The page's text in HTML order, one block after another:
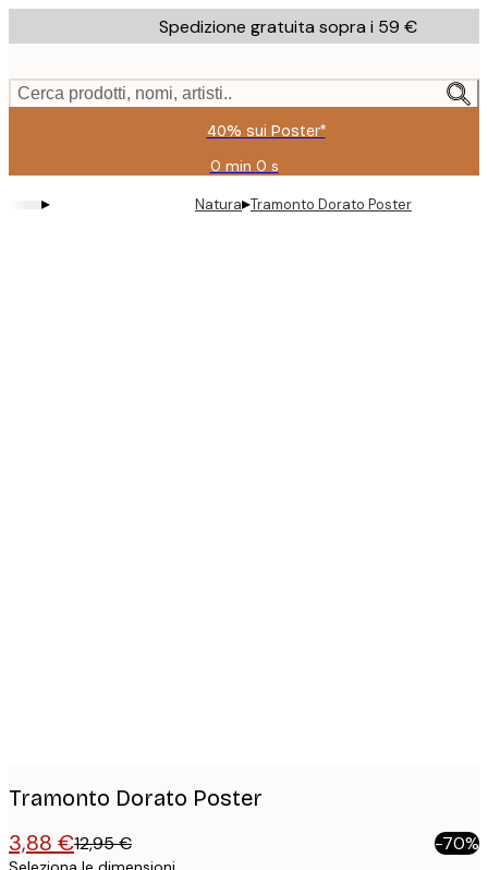
to
content.
Spedizione gratuita sopra i 59 €
Cerca prodotti, nomi, artisti..
40% sui Poster*
0 min 0 s
Valido
fino
a:
▸ Natura▸Tramonto Dorato Poster
Tramonto Dorato Poster
3,88 €12,95 € -70%